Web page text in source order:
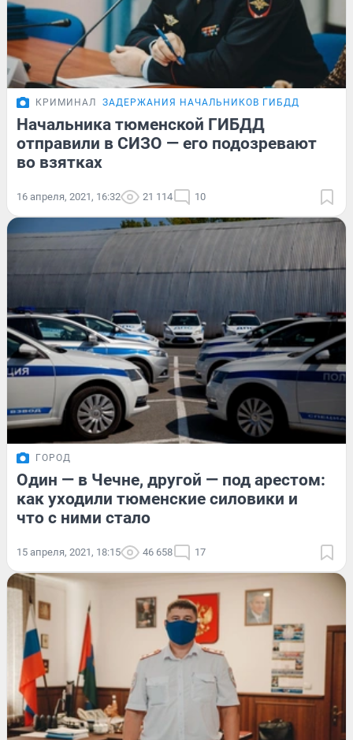
КРИМИНАЛ ЗАДЕРЖАНИЯ НАЧАЛЬНИКОВ ГИБДД
Начальника тюменской ГИБДД
отправили в СИЗО — его подозревают
во взятках
16 апреля, 2021, 16:32 21 114 10
ГОРОД
Один — в Чечне, другой — под арестом:
как уходили тюменские силовики и
что с ними стало
15 апреля, 2021, 18:15 46 658 17